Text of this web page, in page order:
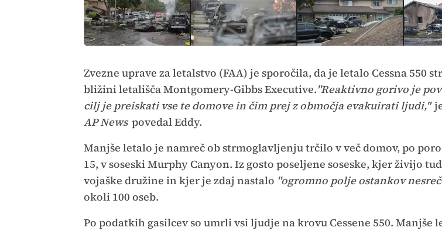
Zvezne uprave za letalstvo (FAA) je sporočila, da je letalo Cessna 550
bližini letališča Montgomery-Gibbs Executive."Reaktivno gorivo je
cilj je preiskati vse te domove in čim prej z območja evakuirati ljudi,"
AP News povedal Eddy.
Manjše letalo je namreč ob strmoglavljenju trčilo v več domov, po
15, v soseski Murphy Canyon. Iz gosto poseljene soseske, kjer živijo
vojaške družine in kjer je zdaj nastalo "ogromno polje ostankov
okoli 100 oseb.
Po podatkih gasilcev so umrli vsi ljudje na krovu Cessene 550. Manjše